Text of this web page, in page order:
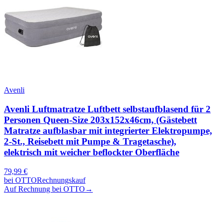
Avenli
Avenli Luftmatratze Luftbett selbstaufblasend für 2
Personen Queen-Size 203x152x46cm, (Gästebett
Matratze aufblasbar mit integrierter Elektropumpe,
2-St., Reisebett mit Pumpe & Tragetasche),
elektrisch mit weicher beflockter Oberfläche
79,99 €
bei OTTORechnungskauf
Auf Rechnung bei OTTO →